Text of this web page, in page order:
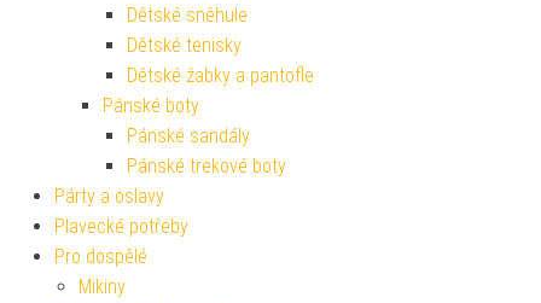
Dětské sněhule
Dětské tenisky
Dětské žabky a pantofle
Pánské boty
Pánské sandály
Pánské trekové boty
Párty a oslavy
Plavecké potřeby
Pro dospělé
Mikiny